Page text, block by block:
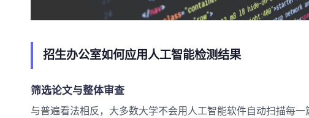
招生办公室如何应用人工智能检测结果
筛选论文与整体审查
与普遍看法相反，大多数大学不会用人工智能软件自动扫描每